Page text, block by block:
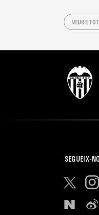
VEURE
SEGUEIX-